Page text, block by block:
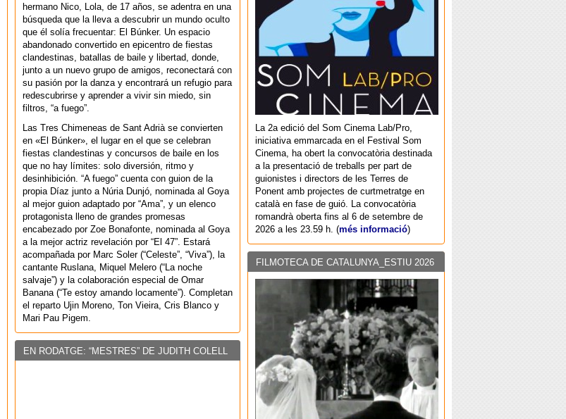
La 2a edició del Som Cinema Lab/Pro,
iniciativa emmarcada en el Festival Som
Cinema, ha obert la convocatòria destinada
a la presentació de treballs per part de
guionistes i directors de les Terres de
Ponent amb projectes de curtmetratge en
català en fase de guió. La convocatòria
romandrà oberta fins al 6 de setembre de
2026 a les 23.59 h. (més informació)
FILMOTECA DE CATALUNYA_ESTIU 2026
hermano Nico, Lola, de 17 años, se adentra en una
búsqueda que la lleva a descubrir un mundo oculto
que él solía frecuentar: El Búnker. Un espacio
abandonado convertido en epicentro de fiestas
clandestinas, batallas de baile y libertad, donde,
junto a un nuevo grupo de amigos, reconectará con
su pasión por la danza y encontrará un refugio para
redescubrirse y aprender a vivir sin miedo, sin
filtros, “a fuego”.
Las Tres Chimeneas de Sant Adrià se convierten
en «El Búnker», el lugar en el que se celebran
fiestas clandestinas y concursos de baile en los
que no hay límites: solo diversión, ritmo y
desinhibición. “A fuego” cuenta con guion de la
propia Díaz junto a Núria Dunjó, nominada al Goya
al mejor guion adaptado por “Ama”, y un elenco
protagonista lleno de grandes promesas
encabezado por Zoe Bonafonte, nominada al Goya
a la mejor actriz revelación por “El 47”. Estará
acompañada por Marc Soler (“Celeste”, “Viva”), la
cantante Ruslana, Miquel Melero (“La noche
salvaje”) y la colaboración especial de Omar
Banana (“Te estoy amando locamente”). Completan
el reparto Ujin Moreno, Ton Vieira, Cris Blanco y
Mari Pau Pigem.
EN RODATGE: “MESTRES” DE JUDITH COLELL